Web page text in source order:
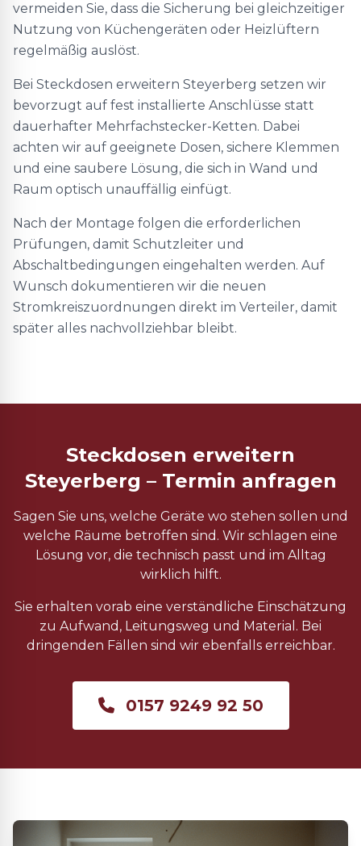
vermeiden Sie, dass die Sicherung bei gleichzeitiger
Nutzung von Küchengeräten oder Heizlüftern
regelmäßig auslöst.
Bei Steckdosen erweitern Steyerberg setzen wir
bevorzugt auf fest installierte Anschlüsse statt
dauerhafter Mehrfachstecker-Ketten. Dabei
achten wir auf geeignete Dosen, sichere Klemmen
und eine saubere Lösung, die sich in Wand und
Raum optisch unauffällig einfügt.
Nach der Montage folgen die erforderlichen
Prüfungen, damit Schutzleiter und
Abschaltbedingungen eingehalten werden. Auf
Wunsch dokumentieren wir die neuen
Stromkreiszuordnungen direkt im Verteiler, damit
später alles nachvollziehbar bleibt.
Steckdosen erweitern
Steyerberg – Termin anfragen
Sagen Sie uns, welche Geräte wo stehen sollen und
welche Räume betroffen sind. Wir schlagen eine
Lösung vor, die technisch passt und im Alltag
wirklich hilft.
Sie erhalten vorab eine verständliche Einschätzung
zu Aufwand, Leitungsweg und Material. Bei
dringenden Fällen sind wir ebenfalls erreichbar.
0157 9249 92 50